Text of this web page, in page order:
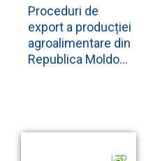
Proceduri de
export a producției
agroalimentare din
Republica Moldo...